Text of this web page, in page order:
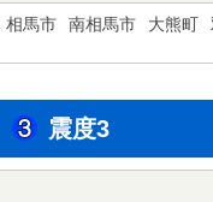
相馬市 南相馬市 大熊町
震度3